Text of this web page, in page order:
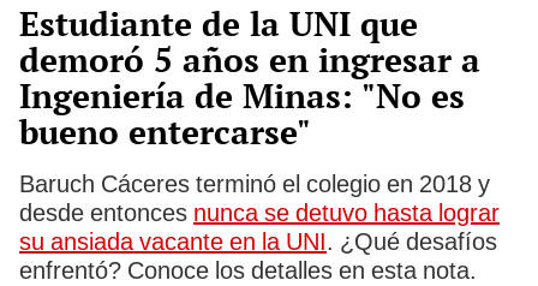
Estudiante de la UNI que
demoró 5 años en ingresar a
Ingeniería de Minas: "No es
bueno entercarse"
Baruch Cáceres terminó el colegio en 2018 y
desde entonces nunca se detuvo hasta lograr
su ansiada vacante en la UNI. ¿Qué desafíos
enfrentó? Conoce los detalles en esta nota.